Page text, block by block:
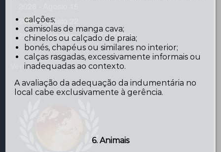
2026 - Agosto 22
2026 - Setembro 12 ESGOTADO
Ver mais...
calções;
camisolas de manga cava;
chinelos ou calçado de praia;
bonés, chapéus ou similares no interior;
calças rasgadas, excessivamente informais ou
inadequadas ao contexto.
A avaliação da adequação da indumentária no
local cabe exclusivamente à gerência.
6. Animais